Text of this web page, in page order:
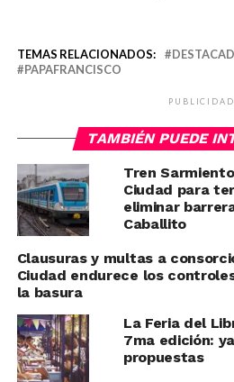
TEMAS RELACIONADOS:
PAPAFRANCISCO
PUBLICIDAD
TAMBIÉN PUEDE
Tren
Ciudad para
eliminar
Caballito
Clausuras y multas a
Ciudad endurece los
la basura
La Feria del
7ma edición:
propuestas